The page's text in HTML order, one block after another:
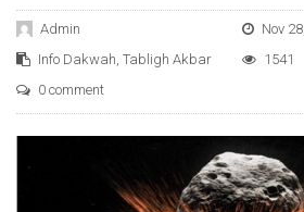
Admin
Nov
Info Dakwah Tabligh Akbar
1541
0 comment